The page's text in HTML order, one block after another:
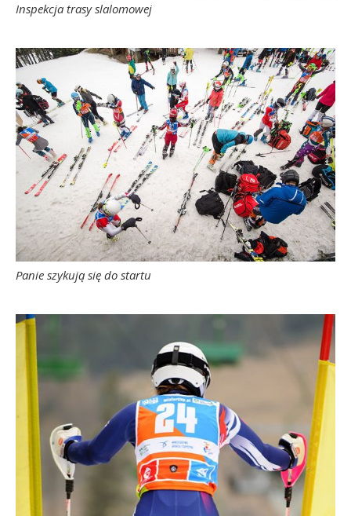
Inspekcja trasy slalomowej
Panie szykują się do startu